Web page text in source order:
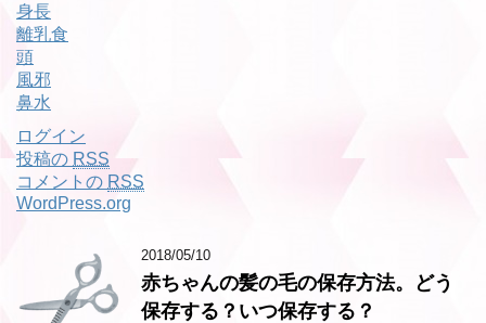
身長
離乳食
頭
風邪
鼻水
ログイン
投稿の RSS
コメントの RSS
WordPress.org
2018/05/10
赤ちゃんの髪の毛の保存方法。どう
保存する？いつ保存する？